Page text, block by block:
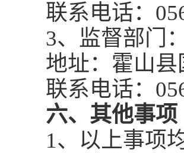
联系电话：
3、监督部门
地址：霍山县
联系电话：
六、其他事项
1、以上事项